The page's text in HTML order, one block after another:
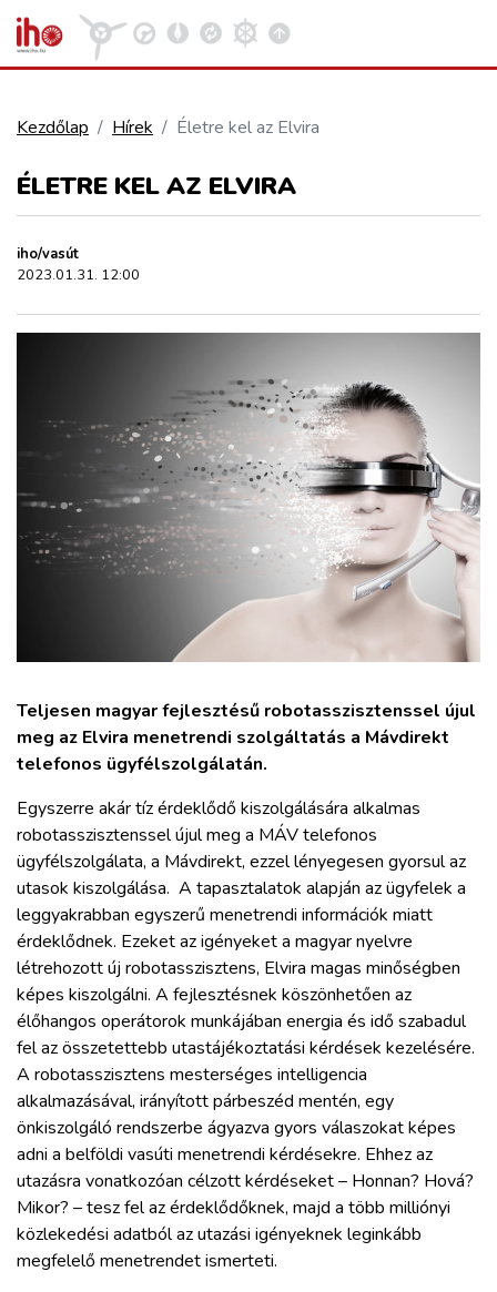
VASÚT
ELLÁTÁSI LÁNC
ZÖLDÚT
HAJÓZÁS
ARCHÍVUM
WEBSHOP
BELÉPÉS
REGISZTRÁCIÓ
Kezdőlap Hírek Életre kel az Elvira
ÉLETRE KEL AZ ELVIRA
iho/vasút
2023.01.31. 12:00
Teljesen magyar fejlesztésű robotasszisztenssel újul
meg az Elvira menetrendi szolgáltatás a Mávdirekt
telefonos ügyfélszolgálatán.
Egyszerre akár tíz érdeklődő kiszolgálására alkalmas
robotasszisztenssel újul meg a MÁV telefonos
ügyfélszolgálata, a Mávdirekt, ezzel lényegesen gyorsul az
utasok kiszolgálása. A tapasztalatok alapján az ügyfelek a
leggyakrabban egyszerű menetrendi információk miatt
érdeklődnek. Ezeket az igényeket a magyar nyelvre
létrehozott új robotasszisztens, Elvira magas minőségben
képes kiszolgálni. A fejlesztésnek köszönhetően az
élőhangos operátorok munkájában energia és idő szabadul
fel az összetettebb utastájékoztatási kérdések kezelésére.
A robotasszisztens mesterséges intelligencia
alkalmazásával, irányított párbeszéd mentén, egy
önkiszolgáló rendszerbe ágyazva gyors válaszokat képes
adni a belföldi vasúti menetrendi kérdésekre. Ehhez az
utazásra vonatkozóan célzott kérdéseket – Honnan? Hová?
Mikor? – tesz fel az érdeklődőknek, majd a több milliónyi
közlekedési adatból az utazási igényeknek leginkább
megfelelő menetrendet ismerteti.